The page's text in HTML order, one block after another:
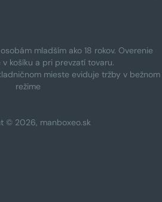
mladším ako 18 rokov. Overenie
košíku a pri prevzatí tovaru.
mieste eviduje tržby v bežnom
režime
© 2026, manboxeo.sk